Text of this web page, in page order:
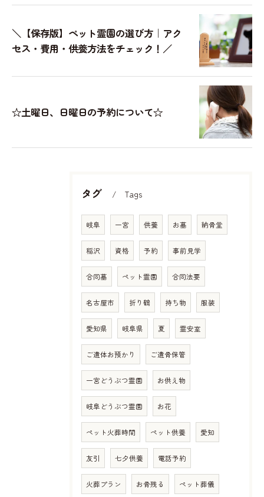
＼【保存版】ペット霊園の選び方｜アク
セス・費用・供養方法をチェック！／
☆土曜日、日曜日の予約について☆
タグ Tags
岐阜 一宮 供養 お墓 納骨堂
稲沢 資格 予約 事前見学
合同墓 ペット霊園 合同法要
名古屋市 折り鶴 持ち物 服装
愛知県 岐阜県 夏 霊安室
ご遺体お預かり ご遺骨保管
一宮どうぶつ霊園 お供え物
岐阜どうぶつ霊園 お花
ペット火葬時間 ペット供養 愛知
友引 七夕供養 電話予約
火葬プラン お骨残る ペット葬儀